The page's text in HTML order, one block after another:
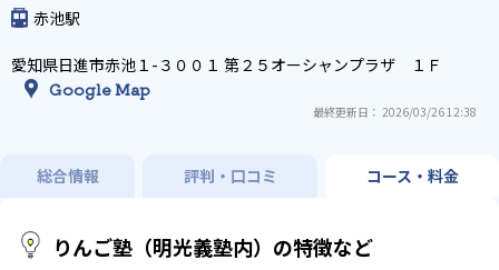
赤池駅
愛知県日進市赤池１-３００１ 第２５オーシャンプラザ １Ｆ
Google Map
最終更新日： 2026/03/26 12:38
総合情報 評判・口コミ コース・料金
りんご塾（明光義塾内）の特徴など